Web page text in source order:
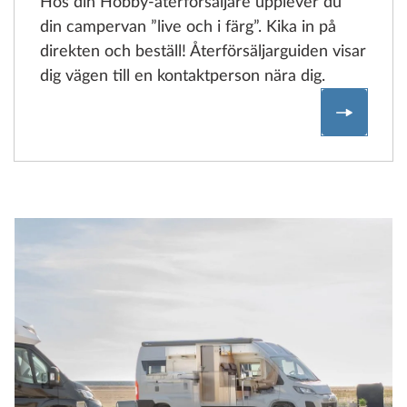
din campervan ”live och i färg”. Kika in på
direkten och beställ! Återförsäljarguiden visar
dig vägen till en kontaktperson nära dig.
Hitta